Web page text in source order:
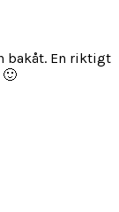
bakåt. En riktigt